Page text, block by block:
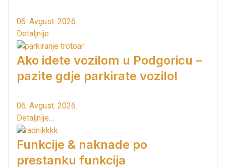
06. Avgust. 2026.
Detaljnije...
Ako idete vozilom u Podgoricu –
pazite gdje parkirate vozilo!
06. Avgust. 2026.
Detaljnije...
Funkcije & naknade po
prestanku funkcija